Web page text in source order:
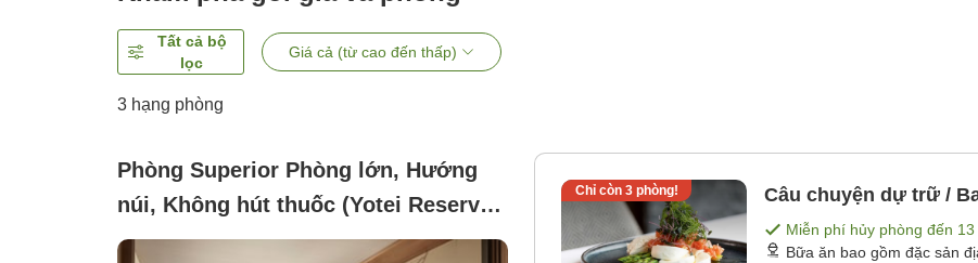
Tất cả bộ
lọc
Giá cả (từ cao đến thấp)
3 hạng phòng
Phòng Superior Phòng lớn, Hướng
núi, Không hút thuốc (Yotei Reserve
King)
Chỉ còn 3phòng! Câu chuyện dự trữ /
Miễn phí hủy phòng đến
Bữa ăn bao gồm đặc sản